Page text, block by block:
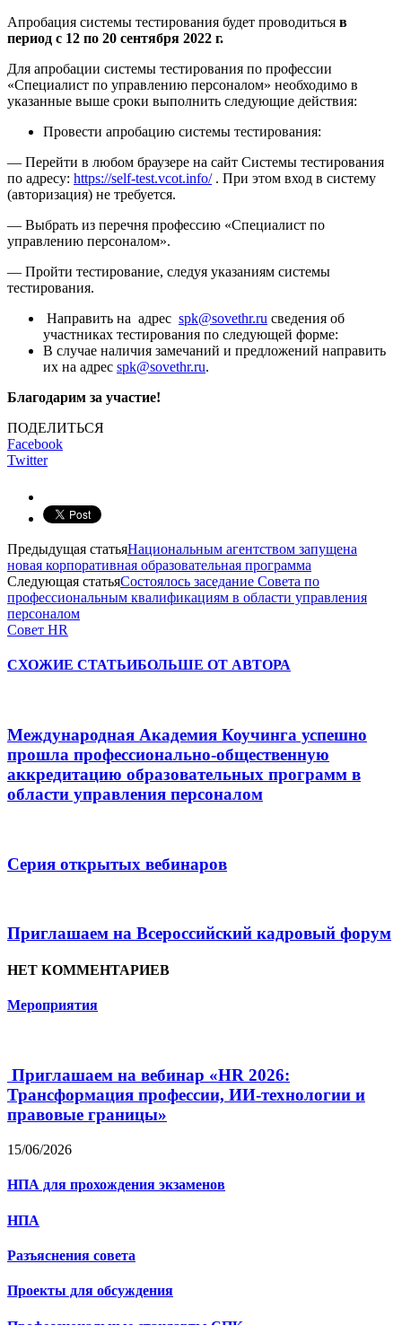
Апробация системы тестирования будет проводиться в
период с 12 по 20 сентября 2022 г.
Для апробации системы тестирования по профессии
«Специалист по управлению персоналом» необходимо в
указанные выше сроки выполнить следующие действия:
Провести апробацию системы тестирования:
— Перейти в любом браузере на сайт Системы тестирования
по адресу: https://self-test.vcot.info/. При этом вход в систему
(авторизация) не требуется.
— Выбрать из перечня профессию «Специалист по
управлению персоналом».
— Пройти тестирование, следуя указаниям системы
тестирования.
Направить на адрес spk@sovethr.ru сведения об
участниках тестирования по следующей форме:
В случае наличия замечаний и предложений направить
их на адрес spk@sovethr.ru.
Благодарим за участие!
ПОДЕЛИТЬСЯ
Facebook
Twitter
Предыдущая статьяНациональным агентством запущена
новая корпоративная образовательная программа
Следующая статьяСостоялось заседание Совета по
профессиональным квалификациям в области управления
персоналом
Совет HR
СХОЖИЕ СТАТЬИБОЛЬШЕ ОТ АВТОРА
Международная Академия Коучинга успешно
прошла профессионально-общественную
аккредитацию образовательных программ в
области управления персоналом
Серия открытых вебинаров
Приглашаем на Всероссийский кадровый форум
НЕТ КОММЕНТАРИЕВ
Мероприятия
Приглашаем на вебинар «HR 2026:
Трансформация профессии, ИИ-технологии и
правовые границы»
15/06/2026
НПА для прохождения экзаменов
НПА
Разъяснения совета
Проекты для обсуждения